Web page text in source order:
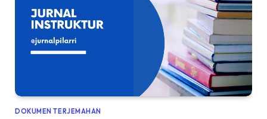
DOKUMEN TERJEMAHAN